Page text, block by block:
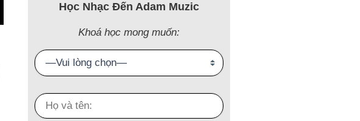
Học Nhạc Đến Adam Muzic
Khoá học mong muốn: